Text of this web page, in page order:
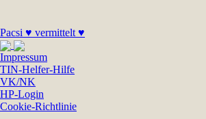
Pacsi ♥ vermittelt ♥
Impressum
TIN-Helfer-Hilfe
VK/NK
HP-Login
Cookie-Richtlinie